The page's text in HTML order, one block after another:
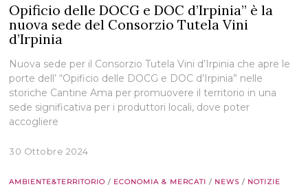
Opificio delle DOCG e DOC d’Irpinia” è la
nuova sede del Consorzio Tutela Vini
d’Irpinia
Nuova sede per il Consorzio Tutela Vini d’Irpinia che apre le
porte dell’ “Opificio delle DOCG e DOC d’Irpinia” nelle
storiche Cantine Ama per promuovere il territorio in una
sede significativa per i produttori locali, dove poter
accogliere
30 Ottobre 2024
AMBIENTE&TERRITORIO / ECONOMIA & MERCATI / NEWS / NOTIZIE